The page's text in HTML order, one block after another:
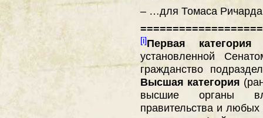
– …для Томаса
[i]Первая категория
установленной
гражданство
Высшая категория
высшие органы
правительства и любых